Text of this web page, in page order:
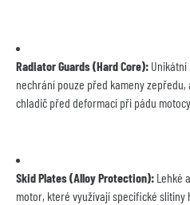
Radiator Guards (Hard Core):
nechrání pouze před kameny
chladič před deformací při pádu
Skid Plates (Alloy Protection): Lehké
motor, které využívají specifické